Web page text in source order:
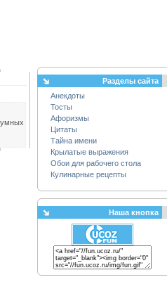
Разделы сайта
Анекдоты
Тосты
Афоризмы
Цитаты
Тайна имени
Крылатые выражения
Обои для рабочего стола
Кулинарные рецепты
Наша кнопка